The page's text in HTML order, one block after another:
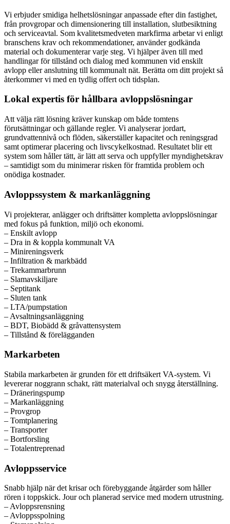
Vi erbjuder smidiga helhetslösningar anpassade efter din fastighet,
från provgropar och dimensionering till installation, slutbesiktning
och serviceavtal. Som kvalitetsmedveten markfirma arbetar vi enligt
branschens krav och rekommendationer, använder godkända
material och dokumenterar varje steg. Vi hjälper även till med
handlingar för tillstånd och dialog med kommunen vid enskilt
avlopp eller anslutning till kommunalt nät. Berätta om ditt projekt så
återkommer vi med en tydlig offert och tidsplan.
Lokal expertis för hållbara avloppslösningar
Att välja rätt lösning kräver kunskap om både tomtens
förutsättningar och gällande regler. Vi analyserar jordart,
grundvattennivå och flöden, säkerställer kapacitet och reningsgrad
samt optimerar placering och livscykelkostnad. Resultatet blir ett
system som håller tätt, är lätt att serva och uppfyller myndighetskrav
– samtidigt som du minimerar risken för framtida problem och
onödiga kostnader.
Avloppssystem & markanläggning
Vi projekterar, anlägger och driftsätter kompletta avloppslösningar
med fokus på funktion, miljö och ekonomi.
– Enskilt avlopp
– Dra in & koppla kommunalt VA
– Minireningsverk
– Infiltration & markbädd
– Trekammarbrunn
– Slamavskiljare
– Septitank
– Sluten tank
– LTA/pumpstation
– Avsaltningsanläggning
– BDT, Biobädd & gråvattensystem
– Tillstånd & förelägganden
Markarbeten
Stabila markarbeten är grunden för ett driftsäkert VA-system. Vi
levererar noggrann schakt, rätt materialval och snygg återställning.
– Dräneringspump
– Markanläggning
– Provgrop
– Tomtplanering
– Transporter
– Bortforsling
– Totalentreprenad
Avloppsservice
Snabb hjälp när det krisar och förebyggande åtgärder som håller
rören i toppskick. Jour och planerad service med modern utrustning.
– Avloppsrensning
– Avloppsspolning